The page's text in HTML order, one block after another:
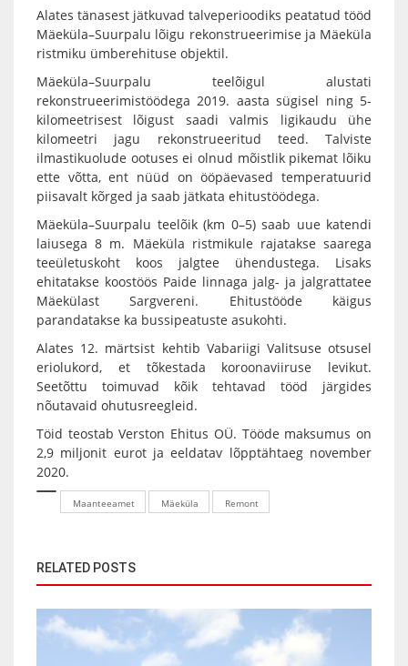
Alates tänasest jätkuvad talveperioodiks peatatud tööd
Mäeküla–Suurpalu lõigu rekonstrueerimise ja Mäeküla
ristmiku ümberehituse objektil.
Mäeküla–Suurpalu teelõigul alustati
rekonstrueerimistöödega 2019. aasta sügisel ning 5-
kilomeetrisest lõigust saadi valmis ligikaudu ühe
kilomeetri jagu rekonstrueeritud teed. Talviste
ilmastikuolude ootuses ei olnud mõistlik pikemat lõiku
ette võtta, ent nüüd on ööpäevased temperatuurid
piisavalt kõrged ja saab jätkata ehitustöödega.
Mäeküla–Suurpalu teelõik (km 0–5) saab uue katendi
laiusega 8 m. Mäeküla ristmikule rajatakse saarega
teeületuskoht koos jalgtee ühendustega. Lisaks
ehitatakse koostöös Paide linnaga jalg- ja jalgrattatee
Mäekülast Sargvereni. Ehitustööde käigus
parandatakse ka bussipeatuste asukohti.
Alates 12. märtsist kehtib Vabariigi Valitsuse otsusel
eriolukord, et tõkestada koroonaviiruse levikut.
Seetõttu toimuvad kõik tehtavad tööd järgides
nõutavaid ohutusreegleid.
Töid teostab Verston Ehitus OÜ. Tööde maksumus on
2,9 miljonit eurot ja eeldatav lõpptähtaeg november
2020.
Maanteeamet Mäeküla Remont
RELATED POSTS